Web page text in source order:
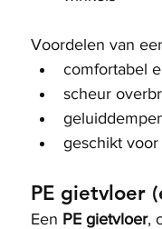
Voordelen van
comfortabel
scheur
geschikt
PE gietvloer
Een PE gietvloer,